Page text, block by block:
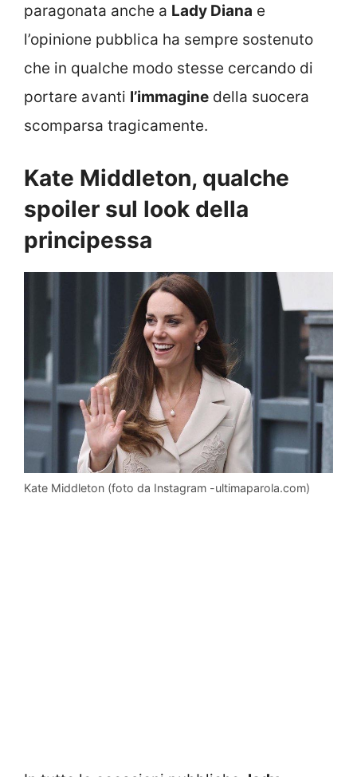
paragonata anche a Lady Diana e
l’opinione pubblica ha sempre sostenuto
che in qualche modo stesse cercando di
portare avanti l’immagine della suocera
scomparsa tragicamente.
Kate Middleton, qualche
spoiler sul look della
principessa
Kate Middleton (foto da Instagram -ultimaparola.com)